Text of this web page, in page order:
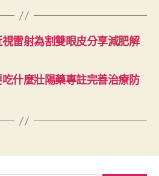
雷射為割雙眼皮分享減肥解
什麼壯陽藥專註完善治療防